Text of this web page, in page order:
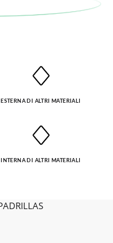
ESTERNA DI ALTRI MATERIALI
INTERNA DI ALTRI MATERIALI